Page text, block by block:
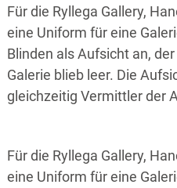
Für die Ryllega Gallery,
eine Uniform für eine
Blinden als Aufsicht an,
Galerie blieb leer. Die
gleichzeitig Vermittler der
Für die Ryllega Gallery,
eine Uniform für eine